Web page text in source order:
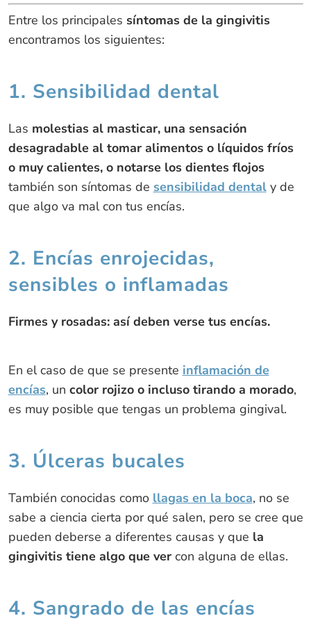
Entre los principales síntomas de la gingivitis
encontramos los siguientes:
1. Sensibilidad dental
Las molestias al masticar, una sensación
desagradable al tomar alimentos o líquidos fríos
o muy calientes, o notarse los dientes flojos
también son síntomas de sensibilidad dentaly de
que algo va mal con tus encías.
2. Encías enrojecidas,
sensibles o inflamadas
Firmes y rosadas: así deben verse tus encías.
En el caso de que se presente inflamación de
encías, un color rojizo o incluso tirando a morado,
es muy posible que tengas un problema gingival.
3. Úlceras bucales
También conocidas como llagas en la boca, no se
sabe a ciencia cierta por qué salen, pero se cree que
pueden deberse a diferentes causas y que la
gingivitis tiene algo que vercon alguna de ellas.
4. Sangrado de las encías